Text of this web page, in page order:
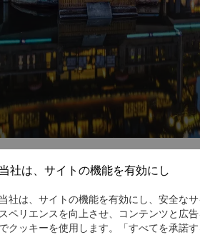
驚きの
当社は、サイトの機能を有効にし
当社は、サイトの機能を有効にし、安全な
スペリエンスを向上させ、コンテンツと広
でクッキーを使用します。「すべてを承諾